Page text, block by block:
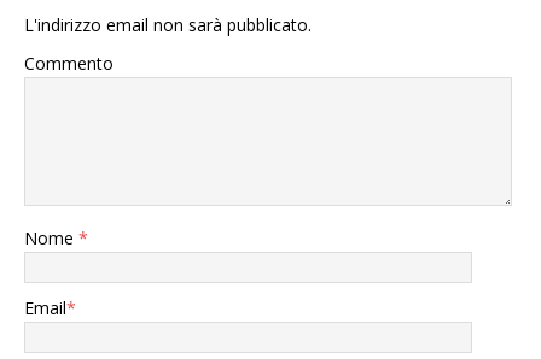
L'indirizzo email non sarà pubblicato.
Commento
Nome *
Email*